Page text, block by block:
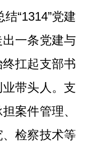
“1314”党建
一条党建与
扛起支部书
带头人。支
案件管理、
检察技术等